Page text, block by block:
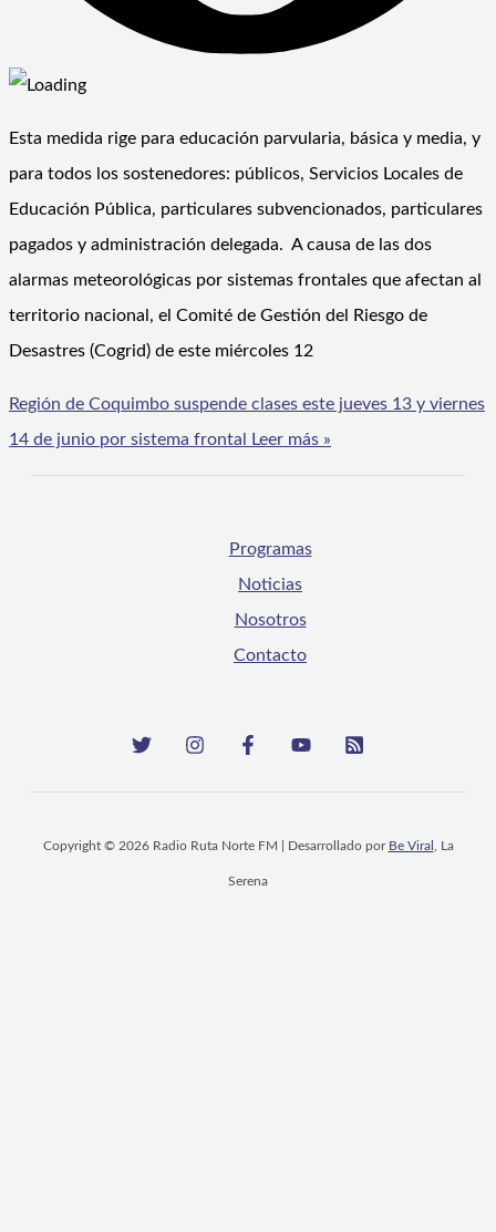
Esta medida rige para educación parvularia, básica y media, y
para todos los sostenedores: públicos, Servicios Locales de
Educación Pública, particulares subvencionados, particulares
pagados y administración delegada. A causa de las dos
alarmas meteorológicas por sistemas frontales que afectan al
territorio nacional, el Comité de Gestión del Riesgo de
Desastres (Cogrid) de este miércoles 12
Región de Coquimbo suspende clases este jueves 13 y viernes
14 de junio por sistema frontal
Leer más »
Programas
Noticias
Nosotros
Contacto
Copyright © 2026 Radio Ruta Norte FM | Desarrollado por Be Viral , La
Serena